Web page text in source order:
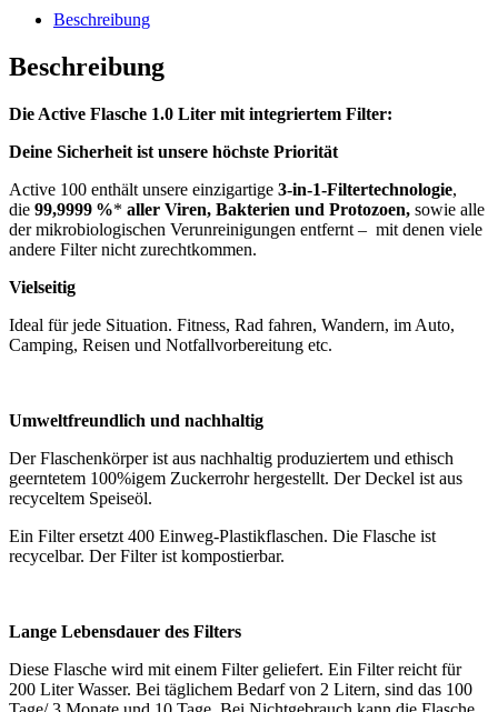
Beschreibung
Beschreibung
Die Active Flasche 1.0 Liter mit integriertem Filter:
Deine Sicherheit ist unsere höchste Priorität
Active 100 enthält unsere einzigartige 3-in-1-Filtertechnologie,
die 99,9999 %* aller Viren, Bakterien und Protozoen, sowie alle
der mikrobiologischen Verunreinigungen entfernt – mit denen viele
andere Filter nicht zurechtkommen.
Vielseitig
Ideal für jede Situation. Fitness, Rad fahren, Wandern, im Auto,
Camping, Reisen und Notfallvorbereitung etc.
Umweltfreundlich und nachhaltig
Der Flaschenkörper ist aus nachhaltig produziertem und ethisch
geerntetem 100%igem Zuckerrohr hergestellt. Der Deckel ist aus
recyceltem Speiseöl.
Ein Filter ersetzt 400 Einweg-Plastikflaschen. Die Flasche ist
recycelbar. Der Filter ist kompostierbar.
Lange Lebensdauer des Filters
Diese Flasche wird mit einem Filter geliefert. Ein Filter reicht für
200 Liter Wasser. Bei täglichem Bedarf von 2 Litern, sind das 100